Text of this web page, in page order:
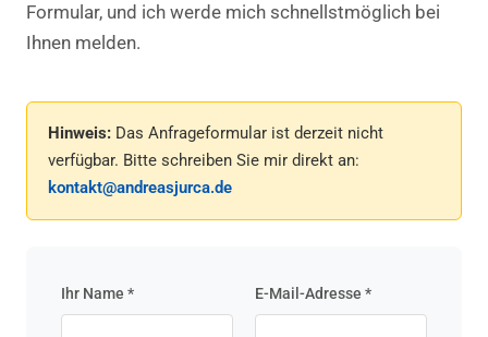
Formular, und ich werde mich schnellstmöglich bei
Ihnen melden.
Hinweis: Das Anfrageformular ist derzeit nicht
verfügbar. Bitte schreiben Sie mir direkt an:
kontakt@andreasjurca.de
Ihr Name * E-Mail-Adresse *